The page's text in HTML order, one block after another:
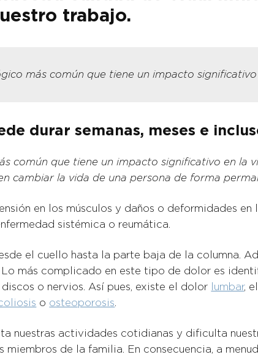
trabajo.
más común que tiene un impacto significativo
durar semanas, meses e
común que tiene un impacto significativo en la
cambiar la vida de una persona de forma
en los músculos y daños o deformidades en
sistémica o reumática.
el cuello hasta la parte baja de la columna.
más complicado en este tipo de dolor es
o nervios. Así pues, existe el dolor
lumbar, el
o osteoporosis.
nuestras actividades cotidianas y dificulta
de la familia. En consecuencia, a